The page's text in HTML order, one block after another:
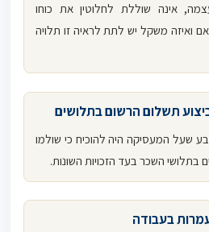
אינה שוללת לחלוטין את כוחו
ואיזה משקל יש לתת לראיה זו תלויה
תשלום הרשום בתלושים
שעל המעסיקה היה להוכיח כי שולמו
בתלושי השכר בעד הזכויות השונות.
בעבודה